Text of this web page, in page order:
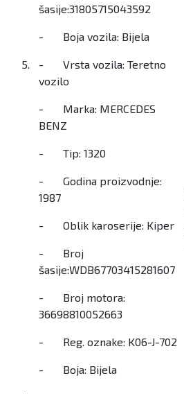
šasije:31805715043592
- Boja vozila: Bijela
5.
- Vrsta vozila: Teretno
vozilo
- Marka: MERCEDES
BENZ
- Tip: 1320
- Godina proizvodnje:
1987
- Oblik karoserije: Kiper
- Broj
šasije:WDB67703415281607
- Broj motora:
36698810052663
- Reg. oznake: K06-J-702
- Boja: Bijela